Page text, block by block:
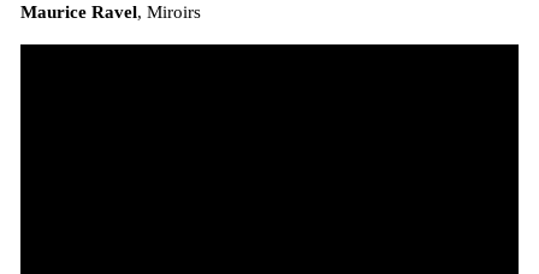
Maurice Ravel, Miroirs